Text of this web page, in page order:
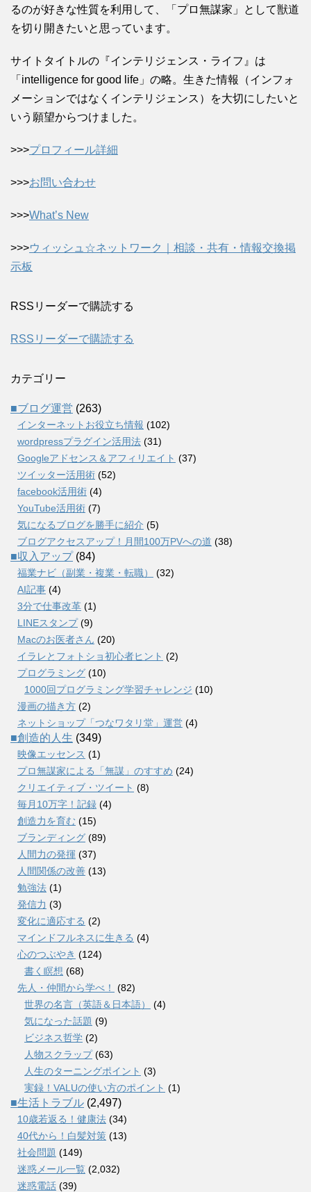
るのが好きな性質を利用して、「プロ無謀家」として獣道
を切り開きたいと思っています。
サイトタイトルの『インテリジェンス・ライフ』は
「intelligence for good life」の略。生きた情報（インフォ
メーションではなくインテリジェンス）を大切にしたいと
いう願望からつけました。
>>>プロフィール詳細
>>>お問い合わせ
>>>What’s New
>>>ウィッシュ☆ネットワーク｜相談・共有・情報交換掲
示板
RSSリーダーで購読する
RSSリーダーで購読する
カテゴリー
■ブログ運営 (263)
インターネットお役立ち情報 (102)
wordpressプラグイン活用法 (31)
Googleアドセンス＆アフィリエイト (37)
ツイッター活用術 (52)
facebook活用術 (4)
YouTube活用術 (7)
気になるブログを勝手に紹介 (5)
ブログアクセスアップ！月間100万PVへの道 (38)
■収入アップ(84)
福業ナビ（副業・複業・転職）
(32)
AI記事 (4)
3分で仕事改革 (1)
LINEスタンプ(9)
Macのお医者さん (20)
イラレとフォトショ初心者ヒント (2)
プログラミング (10)
1000回プログラミング学習チャレンジ (10)
漫画の描き方 (2)
ネットショップ「つなワタリ堂」運営 (4)
■創造的人生 (349)
映像エッセンス (1)
プロ無謀家による「無謀」のすすめ (24)
クリエイティブ・ツイート (8)
毎月10万字！記録 (4)
創造力を育む (15)
ブランディング (89)
人間力の発揮 (37)
人間関係の改善 (13)
勉強法 (1)
発信力 (3)
変化に適応する (2)
マインドフルネスに生きる (4)
心のつぶやき (124)
書く瞑想 (68)
先人・仲間から学べ！
(82)
世界の名言（英語＆日本語）
(4)
気になった話題 (9)
ビジネス哲学 (2)
人物スクラップ(63)
人生のターニングポイント (3)
実録！VALUの使い方のポイント (1)
■生活トラブル (2,497)
10歳若返る！健康法 (34)
40代から！白髪対策 (13)
社会問題 (149)
迷惑メール一覧 (2,032)
迷惑電話 (39)